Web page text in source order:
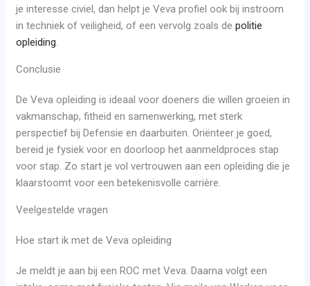
je interesse civiel, dan helpt je Veva profiel ook bij instroom
in techniek of veiligheid, of een vervolg zoals depolitie
opleiding.
Conclusie
De Veva opleiding is ideaal voor doeners die willen groeien in
vakmanschap, fitheid en samenwerking, met sterk
perspectief bij Defensie en daarbuiten. Oriënteer je goed,
bereid je fysiek voor en doorloop het aanmeldproces stap
voor stap. Zo start je vol vertrouwen aan een opleiding die je
klaarstoomt voor een betekenisvolle carrière.
Veelgestelde vragen
Hoe start ik met de Veva opleiding
Je meldt je aan bij een ROC met Veva. Daarna volgt een